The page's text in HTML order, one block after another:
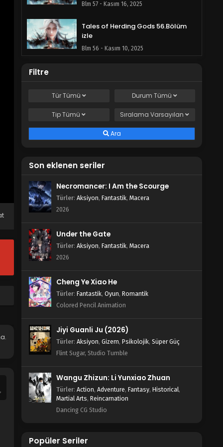
Blm 57 - Kasım 16, 2025
Tales of Herding Gods 56.Bölüm
izle
Blm 56 - Kasım 10, 2025
Tales of Herding Gods 54.Bölüm
Blm 54 - Ekim 27, 2025
izle
Tales of Herding Gods 52.Bölüm
Tales of Herding Gods 51.Bölüm
izle
Tales of Herding Gods 49.Bölüm
izle
Blm 49 - Eylül 22, 2025
Tales of Herding Gods 48.Bölüm
Blm 48 - Eylül 15, 2025
Blm 47 - Eylül 8, 2025
Filtre
TürTümü DurumTümü
TipTümü SıralamaVarsayılan
Ara
Son eklenen seriler
Necromancer: I Am the Scourge
Türler: Aksiyon, Fantastik, Macera
2026
Under the Gate
Türler: Aksiyon, Fantastik, Macera
2026
Cheng Ye Xiao He
Türler: Fantastik, Oyun, Romantik
Colored Pencil Animation
Jiyi Guanli Ju (2026)
Türler: Aksiyon, Gizem, Psikolojik, Süper Güç
Flint Sugar, Studio Tumble
Wangu Zhizun: Li Yunxiao Zhuan
Türler: Action, Adventure, Fantasy, Historical,
Martial Arts, Reincarnation
Dancing CG Studio
Popüler Seriler